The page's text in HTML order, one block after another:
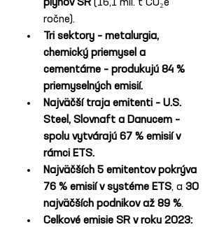
plynov SR (16,1 mil. t CO₂e
ročne).
Tri sektory – metalurgia,
chemický priemysel a
cementárne – produkujú 84 %
priemyselných emisií.
Najväčší traja emitenti – U.S.
Steel, Slovnaft a Danucem –
spolu vytvárajú 67 % emisií v
rámci ETS.
Najväčších 5 emitentov pokrýva
76 % emisií v systéme ETS, a 30
najväčších podnikov až 89 %.
Celkové emisie SR v roku 2023: